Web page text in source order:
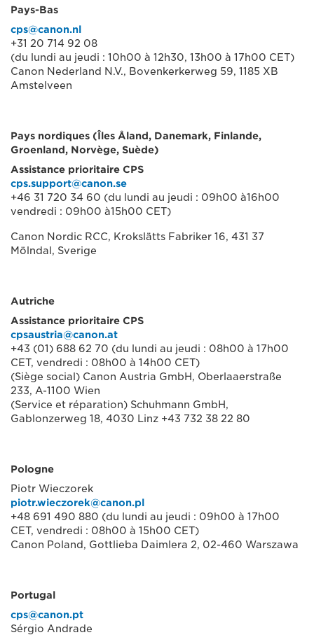
Pays-Bas
cps@canon.nl
+31 20 714 92 08
(du lundi au jeudi : 10h00 à 12h30, 13h00 à 17h00 CET)
Canon Nederland N.V., Bovenkerkerweg 59, 1185 XB
Amstelveen
Pays nordiques (Îles Åland, Danemark, Finlande,
Groenland, Norvège, Suède)
Assistance prioritaire CPS
cps.support@canon.se
+46 31 720 34 60 (du lundi au jeudi : 09h00 à16h00
vendredi : 09h00 à15h00 CET)
Canon Nordic RCC, Krokslätts Fabriker 16, 431 37
Mölndal, Sverige
Autriche
Assistance prioritaire CPS
cpsaustria@canon.at
+43 (01) 688 62 70 (du lundi au jeudi : 08h00 à 17h00
CET, vendredi : 08h00 à 14h00 CET)
(Siège social) Canon Austria GmbH, Oberlaaerstraße
233, A-1100 Wien
(Service et réparation) Schuhmann GmbH,
Gablonzerweg 18, 4030 Linz +43 732 38 22 80
Pologne
Piotr Wieczorek
piotr.wieczorek@canon.pl
+48 691 490 880 (du lundi au jeudi : 09h00 à 17h00
CET, vendredi : 08h00 à 15h00 CET)
Canon Poland, Gottlieba Daimlera 2, 02-460 Warszawa
Portugal
cps@canon.pt
Sérgio Andrade